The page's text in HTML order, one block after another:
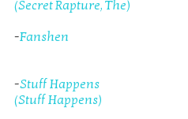
(Secret Rapture, The)
-Fanshen
-Stuff Happens
(Stuff Happens)